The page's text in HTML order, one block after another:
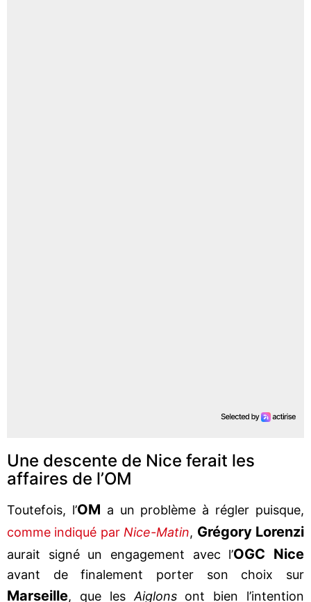
Une descente de Nice ferait les
affaires de l’OM
Toutefois, l’OM a un problème à régler puisque,
comme indiqué parNice-Matin, Grégory Lorenzi
aurait signé un engagement avec l’OGC Nice
avant de finalement porter son choix sur
Marseille, que les Aiglonsont bien l’intention